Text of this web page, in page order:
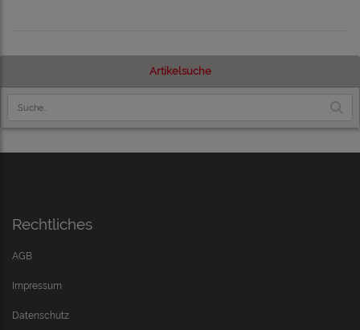
Artikelsuche
Rechtliches
AGB
Impressum
Datenschutz